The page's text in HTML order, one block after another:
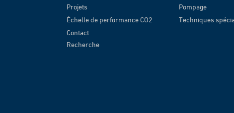
Projets
Échelle de performance CO2
Contact
Recherche
Pompage
Techniques